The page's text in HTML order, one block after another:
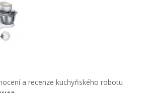
a recenze kuchyňského robotu